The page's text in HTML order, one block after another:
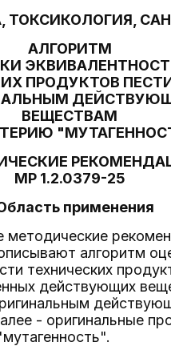
ТОКСИКОЛОГИЯ,
АЛГОРИТМ
ПРОДУКТОВ
ВЕЩЕСТВАМ
МР 1.2.0379-25
применения
методические
алгоритм
технических
действующих
- оригинальные